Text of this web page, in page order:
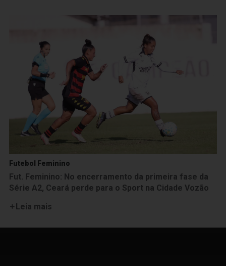
Futebol Feminino
Fut. Feminino: No encerramento da primeira fase da
Série A2, Ceará perde para o Sport na Cidade Vozão
Leia mais